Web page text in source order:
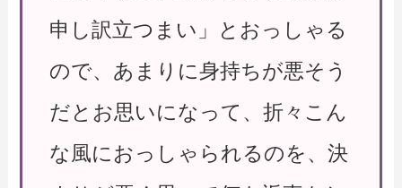
申し訳立つまい」とおっしゃる
ので、あまりに身持ちが悪そう
だとお思いになって、折々こん
な風におっしゃられるのを、決